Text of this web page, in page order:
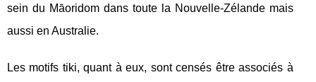
sein du Māoridom dans toute la Nouvelle-Zélande mais
aussi en Australie.
Les motifs tiki, quant à eux, sont censés être associés à